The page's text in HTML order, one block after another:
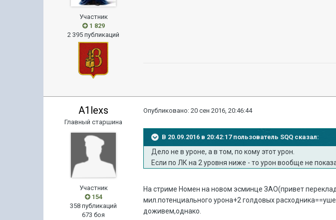
Участник
1 829
2 395 публикаций
A1lexs
Главный старшина
Участник
154
358 публикаций
673 боя
Опубликовано:20 сен 2016, 20:46:44
В 20.09.2016 в 20:42:17 пользователь SQQ сказал:
Дело не в уроне, а в том, по кому этот урон.
Если по ЛК на 2 уровня ниже - то урон вообще не
На стриме Номен на новом эсминце ЗАО(привет
мил.потенциального урона+2 голдовых
доживем,однако.